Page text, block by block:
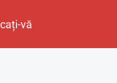
vă